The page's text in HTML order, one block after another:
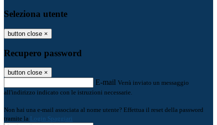
Seleziona utente
button close ×
Recupero password
button close ×
E-mail Verrà inviato un messaggio
all'indirizzo indicato con le istruzioni necessarie.
Non hai una e-mail associata al nome utente? Effettua il reset della password
tramite la Login Spaggiari